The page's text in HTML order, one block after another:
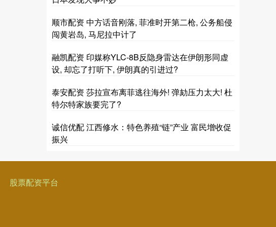
顺市配资 中方话音刚落, 菲准时开第二枪, 公务船侵
闯黄岩岛, 马尼拉中计了
融凯配资 印媒称YLC-8B反隐身雷达在伊朗形同虚
设, 却忘了打听下, 伊朗真的引进过?
泰安配资 莎拉宣布离菲逃往海外! 弹劾压力太大! 杜
特尔特家族要完了?
诚信优配 江西修水：特色养殖“链”产业 富民增收促
振兴
股票配资平台